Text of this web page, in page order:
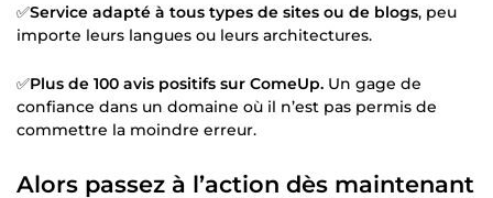
✅Service adapté à tous types de sites ou de blogs, peu
importe leurs langues ou leurs architectures.
✅Plus de 100 avis positifs sur ComeUp. Un gage de
confiance dans un domaine où il n’est pas permis de
commettre la moindre erreur.
Alors passez à l’action dès maintenant